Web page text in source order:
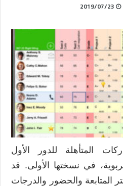
2019/07/23
المتأهلة للدور الأول
في نسختها الأولى. قد
المتابعة والحضور والدرجات